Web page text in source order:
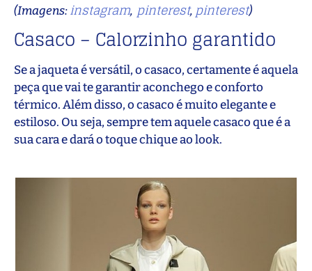
(Imagens:instagram, pinterest, pinterest)
Casaco – Calorzinho garantido
Se a jaqueta é versátil, o casaco, certamente é aquela
peça que vai te garantir aconchego e conforto
térmico. Além disso, o casaco é muito elegante e
estiloso. Ou seja, sempre tem aquele casaco que é a
sua cara e dará o toque chique ao look.